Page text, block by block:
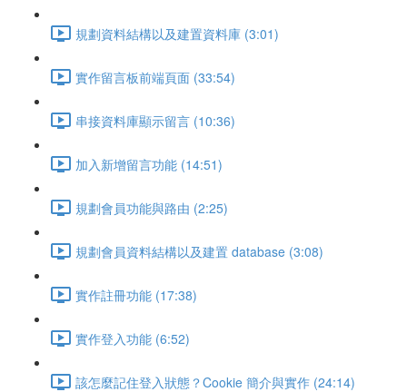
規劃資料結構以及建置資料庫 (3:01)
實作留言板前端頁面 (33:54)
串接資料庫顯示留言 (10:36)
加入新增留言功能 (14:51)
規劃會員功能與路由 (2:25)
規劃會員資料結構以及建置 database (3:08)
實作註冊功能 (17:38)
實作登入功能 (6:52)
該怎麼記住登入狀態？Cookie 簡介與實作 (24:14)